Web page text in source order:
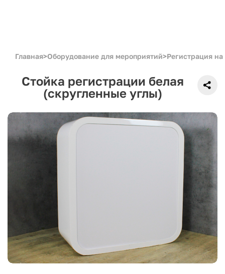
Главная>Оборудование для мероприятий>Регистрация
Стойка регистрации белая
(скругленные углы)